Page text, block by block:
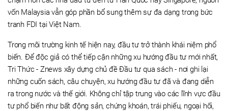
vốn Malaysia vẫn góp phần bổ sung thêm sự đa dạng trong bức
tranh FDI tại Việt Nam.
Trong môi trường kinh tế hiện nay, đầu tư trở thành khái niệm phổ
biến. Để độc giả có thể tiếp cận những xu hướng đầu tư mới nhất,
Tri Thức - Znews xây dựng chủ đề Đầu tư qua sách - nơi ghi lại
những cuốn sách, câu chuyện, xu hướng đầu tư đã và đang diễn
ra trong nước và thế giới. Không chỉ tập trung vào các lĩnh vực đầu
tư phổ biến như bất động sản, chứng khoán, trái phiếu, ngoại hối,